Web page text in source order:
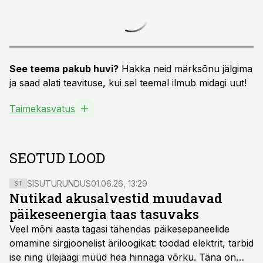
See teema pakub huvi? Hakka neid märksõnu jälgima
ja saad alati teavituse, kui sel teemal ilmub midagi uut!
Taimekasvatus
SEOTUD LOOD
ST SISUTURUNDUS01.06.26, 13:29
Nutikad akusalvestid muudavad
päikeseenergia taas tasuvaks
Veel mõni aasta tagasi tähendas päikesepaneelide
omamine sirgjoonelist äriloogikat: toodad elektrit, tarbid
ise ning ülejäägi müüd hea hinnaga võrku. Täna on